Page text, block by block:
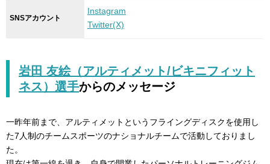
SNSアカウント
Instagram
Twitter(X)
岩田 友絵（アルティメット/ビキニフィット
ネス）選手からのメッセージ
一昨年前まで、アルティメットというフライングディスクを使用し
た7人制のチームスポーツのナショナルチームで活動しておりまし
た。